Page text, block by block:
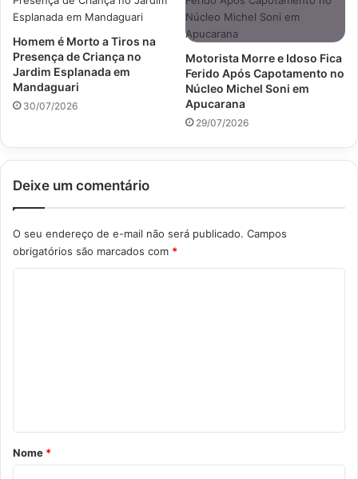
Homem é Morto a Tiros na
Presença de Criança no
Jardim Esplanada em
Mandaguari
30/07/2026
Motorista Morre e Idoso Fica
Ferido Após Capotamento no
Núcleo Michel Soni em
Apucarana
29/07/2026
Deixe um comentário
O seu endereço de e-mail não será publicado. Campos
obrigatórios são marcados com *
rNome *